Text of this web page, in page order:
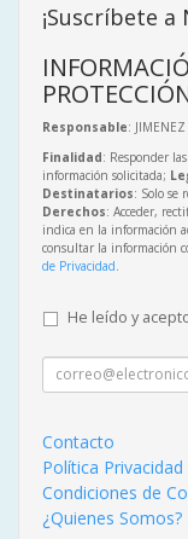
¡Suscríbete
Responsable:
Finalidad: Responder
información solicitada;
Destinatarios: Solo se
Derechos: Acceder,
indica en la información
consultar la información
de Privacidad
He leído y
Contacto
Política Privacidad
Condiciones de
¿Quienes Somos?